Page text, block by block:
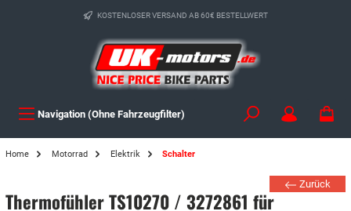
KOSTENLOSER VERSAND AB 60€ BESTELLWERT
Navigation (Ohne Fahrzeugfilter)
Home Motorrad Elektrik Schalter
Zurück
Thermofühler TS10270 / 3272861 für